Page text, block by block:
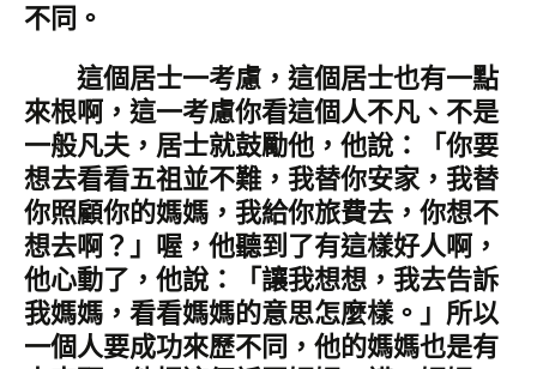
不同。
這個居士一考慮，這個居士也有一點
來根啊，這一考慮你看這個人不凡、不是
一般凡夫，居士就鼓勵他，他說：「你要
想去看看五祖並不難，我替你安家，我替
你照顧你的媽媽，我給你旅費去，你想不
想去啊？」喔，他聽到了有這樣好人啊，
他心動了，他說：「讓我想想，我去告訴
我媽媽，看看媽媽的意思怎麼樣。」所以
一個人要成功來歷不同，他的媽媽也是有